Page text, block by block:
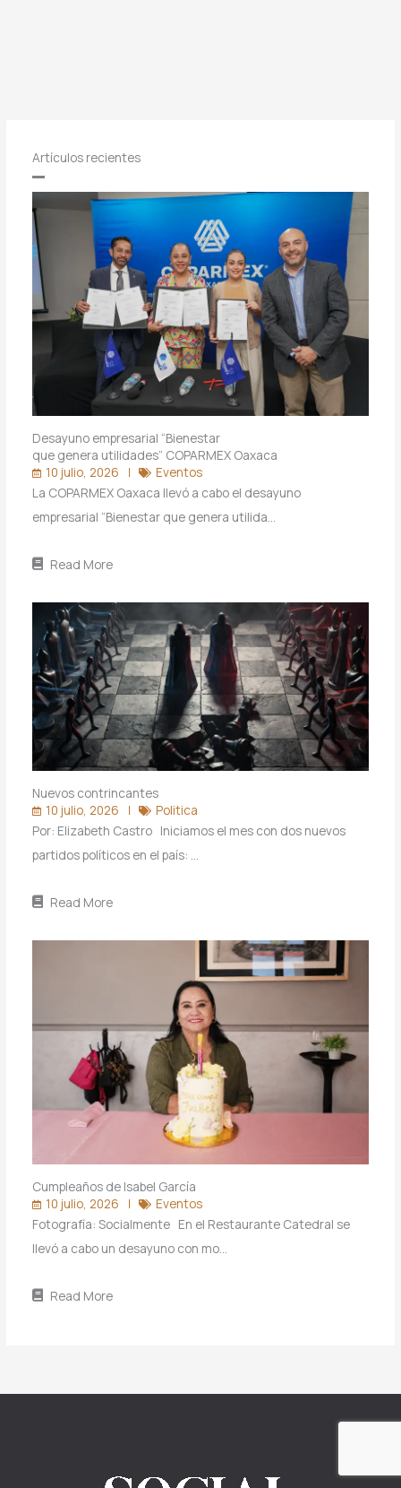
Artículos recientes
Desayuno empresarial “Bienestar
que genera utilidades” COPARMEX Oaxaca
10 julio, 2026
Eventos
La COPARMEX Oaxaca llevó a cabo el desayuno
empresarial “Bienestar que genera utilida…
Read More
Nuevos contrincantes
10 julio, 2026
Politica
Por: Elizabeth Castro Iniciamos el mes con dos nuevos
partidos políticos en el país: …
Read More
Cumpleaños de Isabel García
10 julio, 2026
Eventos
Fotografía: Socialmente En el Restaurante Catedral se
llevó a cabo un desayuno con mo…
Read More